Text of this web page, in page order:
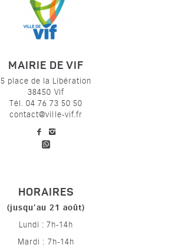
MAIRIE DE VIF
5 place de la Libération
38450 Vif
Tél. 04 76 73 50 50
contact@ville-vif.fr
voir notre page facebook
HORAIRES
(jusqu’au 21 août)
Lundi : 7h-14h
Mardi : 7h-14h